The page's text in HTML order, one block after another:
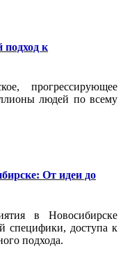
подход к
прогрессирующее
людей по всему
От идеи до
в Новосибирске
специфики, доступа к
подхода.